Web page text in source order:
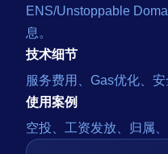
ENS/Unstoppable
息。
技术细节
服务费用、Gas优化、
使用案例
空投、工资发放、归属